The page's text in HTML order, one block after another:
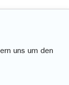
uns um den